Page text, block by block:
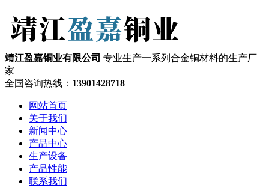
靖江盈嘉铜业有限公司 专业生产一系列合金铜材料的生产厂
家
全国咨询热线： 13901428718
网站首页
关于我们
新闻中心
产品中心
生产设备
产品性能
联系我们